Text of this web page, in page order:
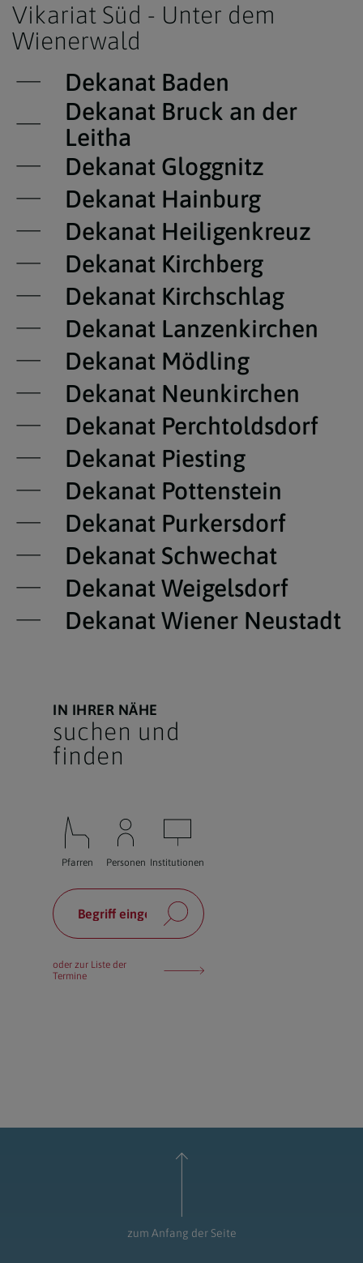
Vikariat Süd - Unter dem
Wienerwald
Dekanat Baden
Dekanat Bruck an der
Leitha
Dekanat Gloggnitz
Dekanat Hainburg
Dekanat Heiligenkreuz
Dekanat Kirchberg
Dekanat Kirchschlag
Dekanat Lanzenkirchen
Dekanat Mödling
Dekanat Neunkirchen
Dekanat Perchtoldsdorf
Dekanat Piesting
Dekanat Pottenstein
Dekanat Purkersdorf
Dekanat Schwechat
Dekanat Weigelsdorf
Dekanat Wiener Neustadt
IN IHRER NÄHE
suchen und
finden
Pfarren Personen Institutionen
oder zur Liste der
Termine
zum Anfang der Seite